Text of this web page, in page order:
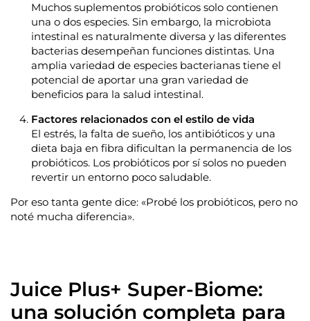
Muchos suplementos probióticos solo contienen
una o dos especies. Sin embargo, la microbiota
intestinal es naturalmente diversa y las diferentes
bacterias desempeñan funciones distintas. Una
amplia variedad de especies bacterianas tiene el
potencial de aportar una gran variedad de
beneficios para la salud intestinal.
Factores relacionados con el estilo de vida
El estrés, la falta de sueño, los antibióticos y una
dieta baja en fibra dificultan la permanencia de los
probióticos. Los probióticos por sí solos no pueden
revertir un entorno poco saludable.
Por eso tanta gente dice: «Probé los probióticos, pero no
noté mucha diferencia».
Juice Plus+ Super-Biome:
una solución completa para